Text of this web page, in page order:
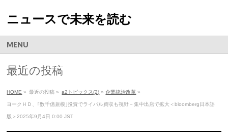
ニュースで未来を読む
MENU
最近の投稿
HOME » 最近の投稿 » a2トピックス(2) »企業統治改革 »
ヨークＨＤ、｢数千億規模｣投資でライバル買収も視野－集中出店で拡大＜bloomberg日本語
版＞2025年9月4日 0:00 JST